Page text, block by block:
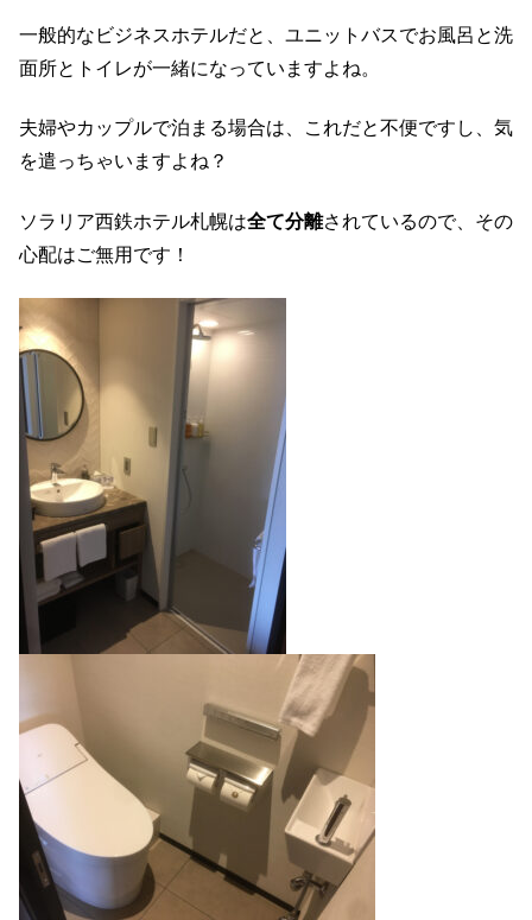
一般的なビジネスホテルだと、ユニットバスでお風呂と洗
面所とトイレが一緒になっていますよね。
夫婦やカップルで泊まる場合は、これだと不便ですし、気
を遣っちゃいますよね？
ソラリア西鉄ホテル札幌は全て分離されているので、その
心配はご無用です！